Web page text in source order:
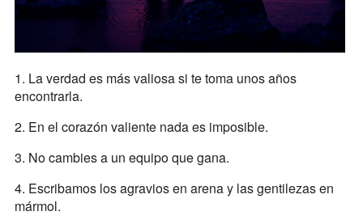
1. La verdad es más valiosa si te toma unos años
encontrarla.
2. En el corazón valiente nada es imposible.
3. No cambies a un equipo que gana.
4. Escribamos los agravios en arena y las gentilezas en
mármol.